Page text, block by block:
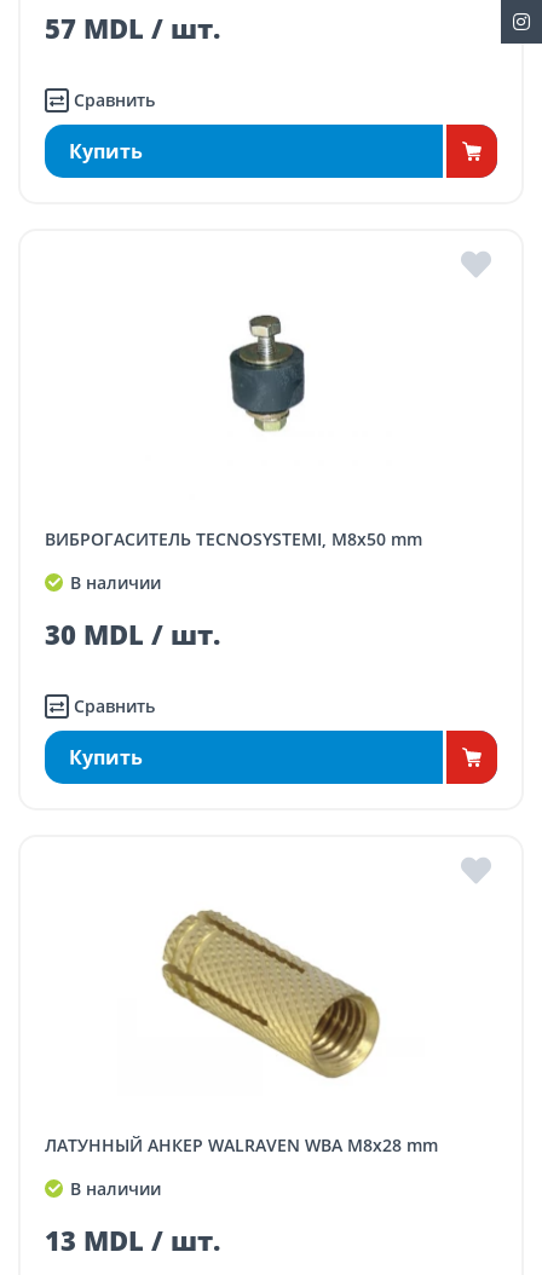
57 MDL / шт.
Сравнить
Купить
ВИБРОГАСИТЕЛЬ TECNOSYSTEMI, M8x50 mm
В наличии
30 MDL / шт.
Сравнить
Купить
ЛАТУННЫЙ АНКЕР WALRAVEN WBA M8x28 mm
В наличии
13 MDL / шт.